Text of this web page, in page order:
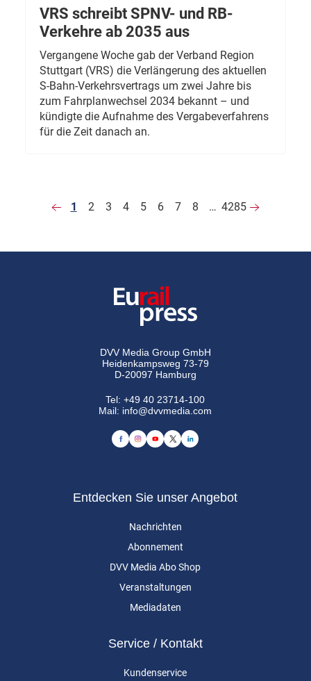
VRS schreibt SPNV- und RB-
Verkehre ab 2035 aus
Vergangene Woche gab der Verband Region
Stuttgart (VRS) die Verlängerung des aktuellen
S-Bahn-Verkehrsvertrags um zwei Jahre bis
zum Fahrplanwechsel 2034 bekannt – und
kündigte die Aufnahme des Vergabeverfahrens
für die Zeit danach an.
1 2 3 4 5 6 7 8 … 4285
DVV Media Group GmbH
Heidenkampsweg 73-79
D-20097 Hamburg
Tel:+49 40 23714-100
Mail: info@dvvmedia.com
Entdecken Sie unser Angebot
Nachrichten
Abonnement
DVV Media Abo Shop
Veranstaltungen
Mediadaten
Service / Kontakt
Kundenservice